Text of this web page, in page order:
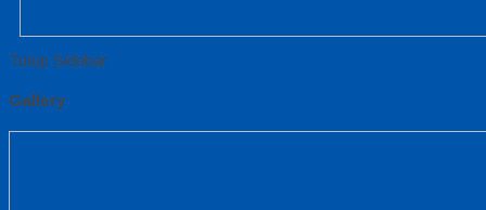
Tutup Sidebar
Gallery